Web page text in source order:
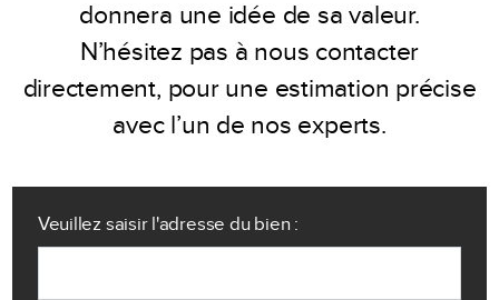
donnera une idée de sa valeur.
N’hésitez pas à nous contacter
directement, pour une estimation précise
avec l’un de nos experts.
Veuillez saisir l'adresse du bien :